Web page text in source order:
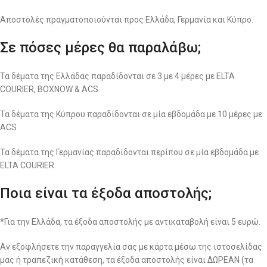
Αποστολές πραγματοποιούνται προς Ελλάδα, Γερμανία και Κύπρο.
Σε πόσες μέρες θα παραλάβω;
Τα δέματα της Ελλάδας παραδίδονται σε 3 με 4 μέρες με ELTA
COURIER, BOXNOW & ACS
Τα δέματα της Κύπρου παραδίδονται σε μία εβδομάδα με 10 μέρες με
ACS
Τα δέματα της Γερμανίας παραδίδονται περίπου σε μία εβδομάδα με
ELTA COURIER
Ποια είναι τα έξοδα αποστολής;
*Για την Ελλάδα, τα έξοδα αποστολής με αντικαταβολή είναι 5 ευρώ.
Αν εξοφλήσετε την παραγγελία σας με κάρτα μέσω της ιστοσελίδας
μας ή τραπεζική κατάθεση, τα έξοδα αποστολής είναι ΔΩΡΕΑΝ (τα